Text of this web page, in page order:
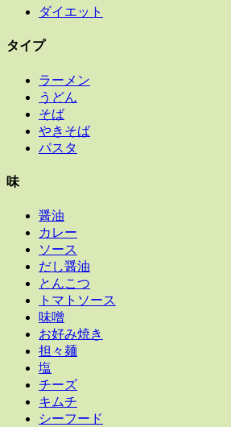
ダイエット
タイプ
ラーメン
うどん
そば
やきそば
パスタ
味
醤油
カレー
ソース
だし醤油
とんこつ
トマトソース
味噌
お好み焼き
担々麺
塩
チーズ
キムチ
シーフード